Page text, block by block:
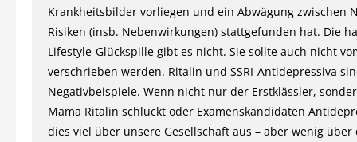
Krankheitsbilder vorliegen und ein Abwägung zwischen
Risiken (insb. Nebenwirkungen) stattgefunden hat. Die
Lifestyle-Glückspille gibt es nicht. Sie sollte auch nicht
verschrieben werden. Ritalin und SSRI-Antidepressiva
Negativbeispiele. Wenn nicht nur der Erstklässler,
Mama Ritalin schluckt oder Examenskandidaten
dies viel über unsere Gesellschaft aus – aber wenig über